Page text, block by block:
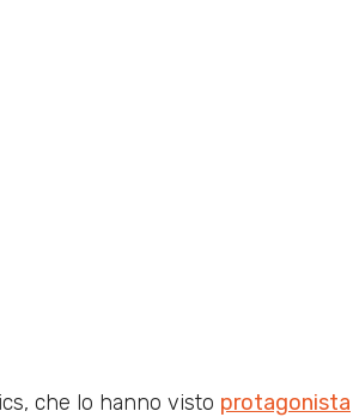
che lo hanno visto protagonista